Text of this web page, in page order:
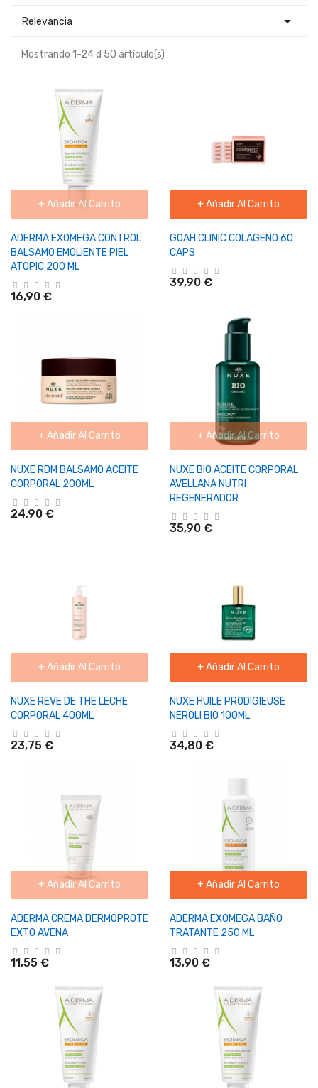
Relevancia 
Mostrando 1-24 d 50 artículo(s)
+ Añadir Al Carrito
ADERMA EXOMEGA CONTROL
BALSAMO EMOLIENTE PIEL
ATOPIC 200 ML
16,90 €
+ Añadir Al Carrito
GOAH CLINIC COLAGENO 60
CAPS
39,90 €
+ Añadir Al Carrito
NUXE RDM BALSAMO ACEITE
CORPORAL 200ML
24,90 €
+ Añadir Al Carrito
NUXE BIO ACEITE CORPORAL
AVELLANA NUTRI
REGENERADOR
35,90 €
+ Añadir Al Carrito
NUXE REVE DE THE LECHE
CORPORAL 400ML
23,75 €
+ Añadir Al Carrito
NUXE HUILE PRODIGIEUSE
NEROLI BIO 100ML
34,80 €
+ Añadir Al Carrito
ADERMA CREMA DERMOPROTE
EXTO AVENA
11,55 €
+ Añadir Al Carrito
ADERMA EXOMEGA BAÑO
TRATANTE 250 ML
13,90 €